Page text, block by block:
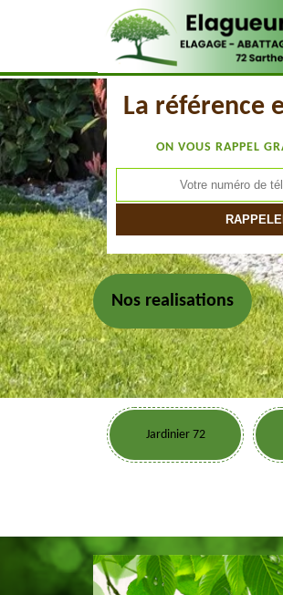
La référence
ON VOUS RAPPEL
Nos realisations
Jardinier 72